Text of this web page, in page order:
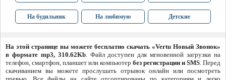
На будильник На любимую Детские
На этой странице вы можете бесплатно скачать «Vertu Новый Звонок»
в формате mp3, 310.62Kb. Файл доступен для мгновенной загрузки на
телефон, смартфон, планшет или компьютер без регистрации и SMS. Перед
скачиванием вы можете прослушать отрывок онлайн или посмотреть